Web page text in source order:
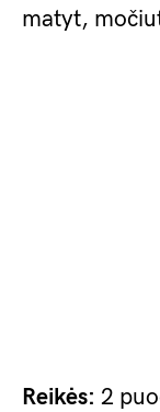
matyt,
Reikės: 2